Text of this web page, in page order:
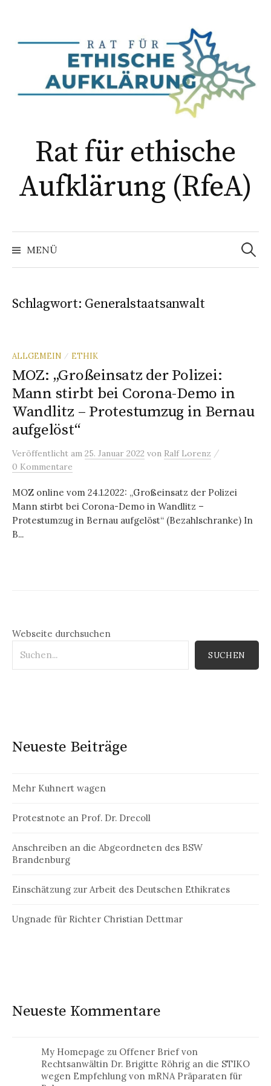
Inhalt
Rat für ethische
Aufklärung (RfeA)
MENÜ
Suchen
nach:
Schlagwort: Generalstaatsanwalt
ALLGEMEIN / ETHIK
MOZ: „Großeinsatz der Polizei:
Mann stirbt bei Corona-Demo in
Wandlitz – Protestumzug in Bernau
aufgelöst“
Veröffentlicht am 25. Januar 2022 von Ralf Lorenz /
0 Kommentare
MOZ online vom 24.1.2022: „Großeinsatz der Polizei
Mann stirbt bei Corona-Demo in Wandlitz –
Protestumzug in Bernau aufgelöst“ (Bezahlschranke) In
B...
Webseite durchsuchen
SUCHEN
Neueste Beiträge
Mehr Kuhnert wagen
Protestnote an Prof. Dr. Drecoll
Anschreiben an die Abgeordneten des BSW
Brandenburg
Einschätzung zur Arbeit des Deutschen Ethikrates
Ungnade für Richter Christian Dettmar
Neueste Kommentare
My Homepage zu Offener Brief von
Rechtsanwältin Dr. Brigitte Röhrig an die STIKO
wegen Empfehlung von mRNA Präparaten für